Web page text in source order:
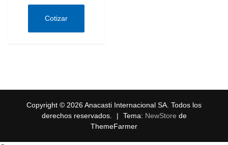
deCotizar
Copyright © 2026 Anacasti Internacional SA. Todos los
derechos reservados.
| Tema: NewStore de
ThemeFarmer